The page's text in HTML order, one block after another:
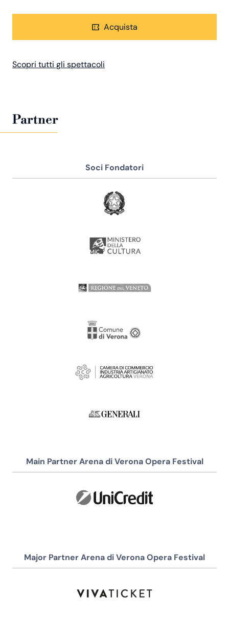
Acquista
Scopri tutti gli spettacoli
Partner
Soci Fondatori
Main Partner Arena di Verona Opera Festival
Major Partner Arena di Verona Opera Festival